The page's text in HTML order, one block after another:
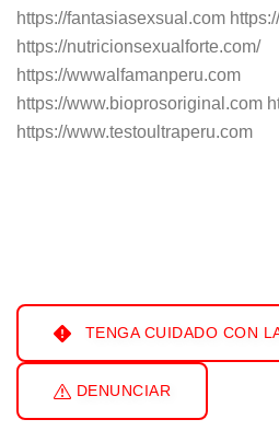
https://fantasiasexsual.com
https://nutricionsexualforte.com/
https://wwwalfamanperu.com
https://www.bioprosoriginal.com
https://www.testoultraperu.com
TENGA CUIDADO CON
DENUNCIAR